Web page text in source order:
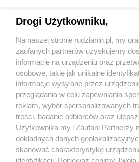
Wydawca mediów lokalnych
Nie zapomnij
zapoznać się z:
polityką prywatności regulamin
Twojemiasto
Piekary Śląskie
Chorzów
Kontakt
Drogi Użytkowniku,
Na naszej stronie rudzianin.pl, my
zaufanych partnerów uzyskujemy
informacje na urządzeniu oraz
osobowe, takie jak unikalne
informacje wysyłane przez
przeglądania w celu zapewniania
reklam, wybór spersonalizowanych
treści, badanie odbiorców oraz
Użytkownika my i Zaufani Partnerzy
dokładnych danych
skanować charakterystykę
identyfikacji. Ponieważ cenimy